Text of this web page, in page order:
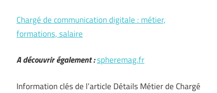
Chargé de communication digitale : métier,
formations, salaire
A découvrir également :spheremag.fr
Information clés de l’article Détails Métier de Chargé